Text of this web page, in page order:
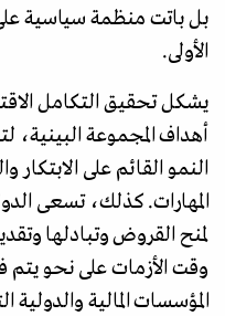
بل باتت منظمة سياسية
الأولى.
يشكل تحقيق التكامل
أهداف المجموعة البينية،
النمو القائم على الابتكار
المهارات. كذلك، تسعى
لمنح القروض وتبادلها
وقت الأزمات على نحو يتم
المؤسسات المالية